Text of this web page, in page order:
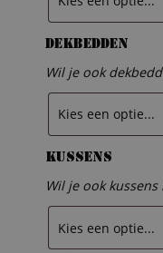
Dekbedden
Wil je ook
Kussens
Wil je ook kussens